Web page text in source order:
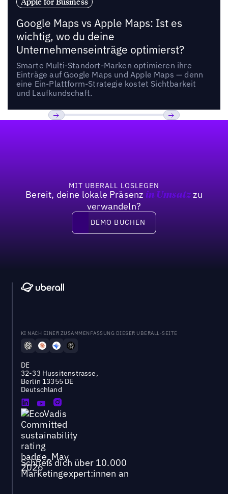
Google Maps vs Apple Maps: Ist es
wichtig, wo du deine
Unternehmenseinträge optimierst?
Smarte Multi-Standort-Marken optimieren ihre
Einträge auf Google Maps und Apple Maps — denn
eine Ein-Plattform-Strategie kostet Sichtbarkeit
und Laufkundschaft.
MIT UBERALL LOSLEGEN
Bereit, deine lokale Präsenz in Umsatzzu
verwandeln?
DEMO BUCHEN
DEMO BUCHEN
KI NACH EINER ZUSAMMENFASSUNG DIESER UBERALL-SEITE
DE
32-33 Hussitenstrasse,
Berlin 13355 DE
Deutschland
Schließ dich über 10.000
Marketingexpert:innen an